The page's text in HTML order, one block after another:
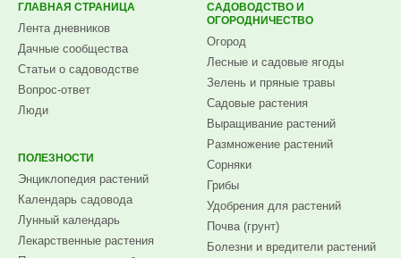
ГЛАВНАЯ СТРАНИЦА
Лента дневников
Дачные сообщества
Статьи о садоводстве
Вопрос-ответ
Люди
ПОЛЕЗНОСТИ
Энциклопедия растений
Календарь садовода
Лунный календарь
Лекарственные растения
САДОВОДСТВО И
ОГОРОДНИЧЕСТВО
Огород
Лесные и садовые ягоды
Зелень и пряные травы
Садовые растения
Выращивание растений
Размножение растений
Сорняки
Грибы
Удобрения для растений
Почва (грунт)
Болезни и вредители растений